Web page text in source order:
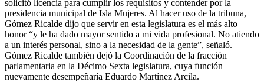
solicitó licencia para cumplir los requisitos y contender por la
presidencia municipal de Isla Mujeres. Al hacer uso de la tribuna,
Gómez Ricalde dijo que servir en esta legislatura es el más alto
honor “y le ha dado mayor sentido a mi vida profesional. No atiendo
a un interés personal, sino a la necesidad de la gente”, señaló.
Gómez Ricalde también dejó la Coordinación de la fracción
parlamentaria en la Décimo Sexta legislatura, cuya función
nuevamente desempeñaría Eduardo Martínez Arcila.